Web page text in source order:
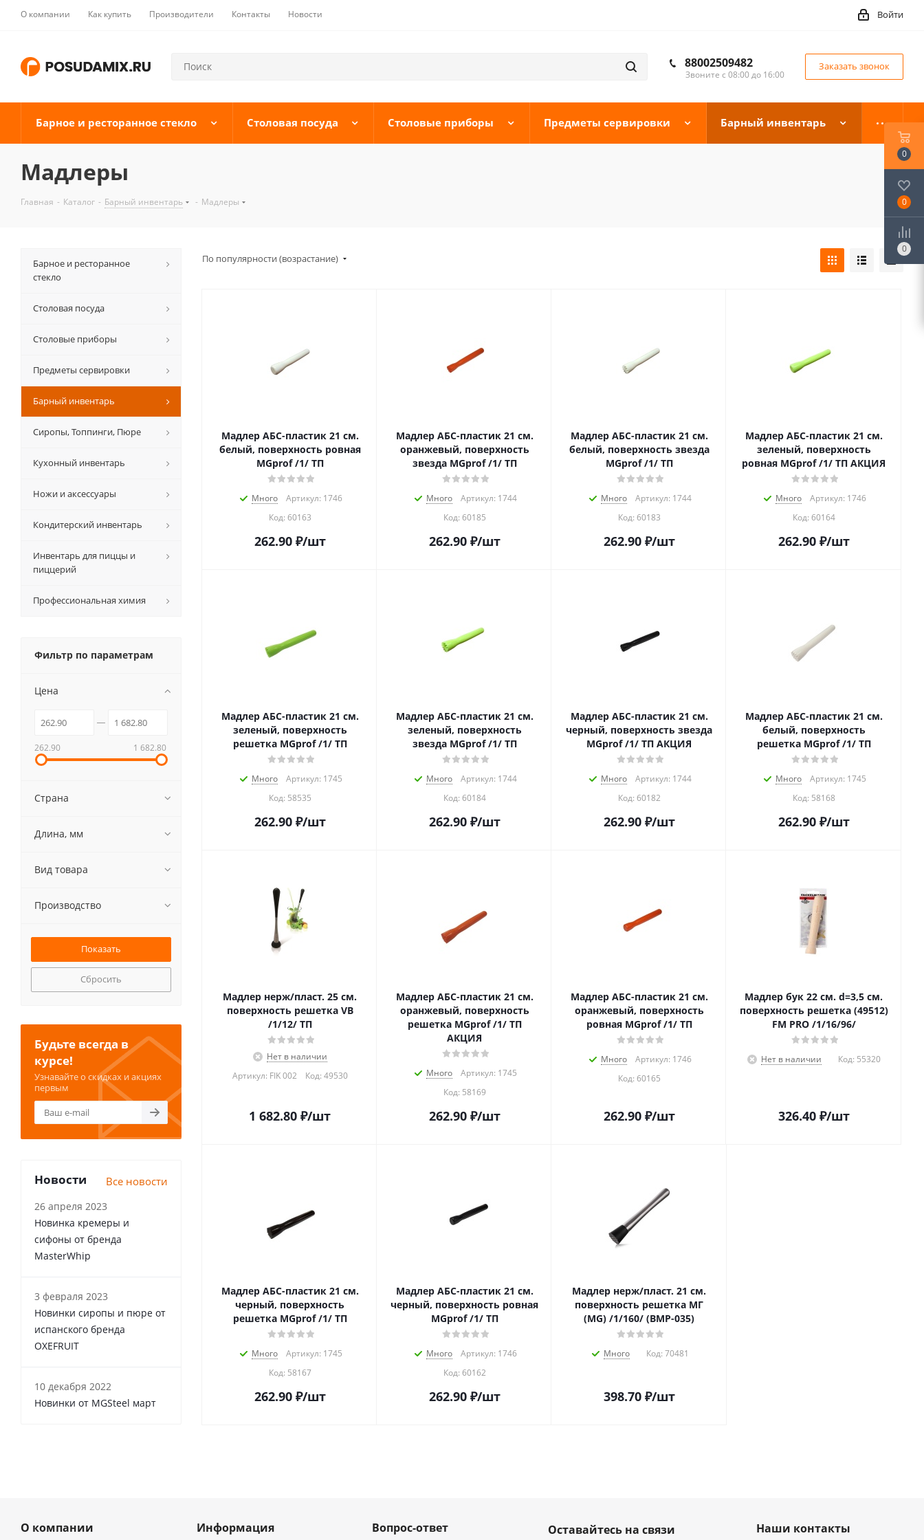
О компании Как купить Производители Контакты Новости Войти
88002509482
Звоните с 08:00 до 16:00
Заказать звонок
Барное и ресторанное стекло Столовая посуда Столовые приборы Предметы сервировки Барный инвентарь
Мадлеры
Главная - Каталог - Барный инвентарь - Мадлеры
По популярности (возрастание)
Мадлер АБС-пластик 21 см.
белый, поверхность ровная
MGprof /1/ ТП
Много
Артикул: 1746
Код: 60163
262.90₽/шт
Мадлер АБС-пластик 21 см.
оранжевый, поверхность
звезда MGprof /1/ ТП
Много
Артикул: 1744
Код: 60185
262.90₽/шт
Мадлер АБС-пластик 21 см.
белый, поверхность звезда
MGprof /1/ ТП
Много
Артикул: 1744
Код: 60183
262.90₽/шт
Мадлер АБС-пластик 21 см.
зеленый, поверхность
ровная MGprof /1/ ТП АКЦИЯ
Много
Артикул: 1746
Код: 60164
262.90₽/шт
Мадлер АБС-пластик 21 см.
зеленый, поверхность
решетка MGprof /1/ ТП
Много
Артикул: 1745
Код: 58535
262.90₽/шт
Мадлер АБС-пластик 21 см.
зеленый, поверхность
звезда MGprof /1/ ТП
Много
Артикул: 1744
Код: 60184
262.90₽/шт
Мадлер АБС-пластик 21 см.
черный, поверхность звезда
MGprof /1/ ТП АКЦИЯ
Много
Артикул: 1744
Код: 60182
262.90₽/шт
Мадлер АБС-пластик 21 см.
белый, поверхность
решетка MGprof /1/ ТП
Много
Артикул: 1745
Код: 58168
262.90₽/шт
Мадлер нерж/пласт. 25 см.
поверхность решетка VB
/1/12/ ТП
Нет в наличии
Артикул: FIK 002
Код: 49530
1 682.80 ₽/шт
Мадлер АБС-пластик 21 см.
оранжевый, поверхность
решетка MGprof /1/ ТП
АКЦИЯ
Много
Артикул: 1745
Код: 58169
262.90₽/шт
Мадлер АБС-пластик 21 см.
оранжевый, поверхность
ровная MGprof /1/ ТП
Много
Артикул: 1746
Код: 60165
262.90₽/шт
Мадлер бук 22 см. d=3,5 см.
поверхность решетка (49512)
FM PRO /1/16/96/
Нет в наличии Код: 55320
326.40₽/шт
Мадлер АБС-пластик 21 см.
черный, поверхность
решетка MGprof /1/ ТП
Много
Артикул: 1745
Код: 58167
262.90₽/шт
Мадлер АБС-пластик 21 см.
черный, поверхность ровная
MGprof /1/ ТП
Много
Артикул: 1746
Код: 60162
262.90₽/шт
Мадлер нерж/пласт. 21 см.
поверхность решетка МГ
(MG) /1/160/ (BMP-035)
Много Код: 70481
398.70₽/шт
Барное и ресторанное
стекло
Столовая посуда
Столовые приборы
Предметы сервировки
Барный инвентарь
Сиропы, Топпинги, Пюре
Кухонный инвентарь
Ножи и аксессуары
Кондитерский инвентарь
Инвентарь для пиццы и
пиццерий
Профессиональная химия
Фильтр по параметрам
Цена
262.90 1 682.80
Страна
Длина, мм
Вид товара
Производство
Сбросить
Будьте всегда в
курсе!
Узнавайте о скидках и акциях
первым
Новости Все новости
26 апреля 2023
Новинка кремеры и
сифоны от бренда
MasterWhip
3 февраля 2023
Новинки сиропы и пюре от
испанского бренда
OXEFRUIT
10 декабря 2022
Новинки от MGSteel март
О компании Информация Вопрос-ответ Оставайтесь на связи Наши контакты
0
0
0